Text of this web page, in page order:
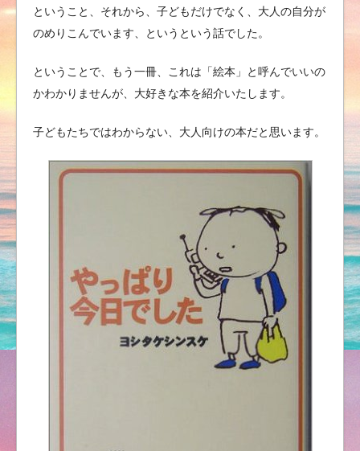
ということ、それから、子どもだけでなく、大人の自分が
のめりこんでいます、というという話でした。
ということで、もう一冊、これは「絵本」と呼んでいいの
かわかりませんが、大好きな本を紹介いたします。
子どもたちではわからない、大人向けの本だと思います。